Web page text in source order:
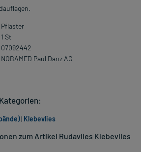
Pflaster
1 St
07092442
NOBAMED Paul Danz AG
zum Artikel Rudavlies Klebevlies
| Klebevlies